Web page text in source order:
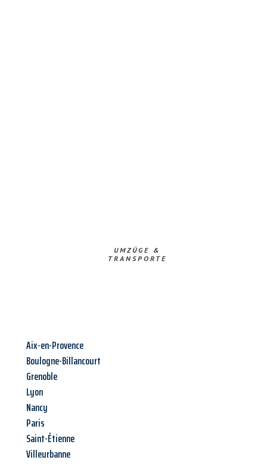
UMZÜGE &
TRANSPORTE
Aix-en-Provence
Boulogne-Billancourt
Grenoble
Lyon
Nancy
Paris
Saint-Étienne
Villeurbanne